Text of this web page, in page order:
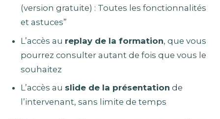
(version gratuite) : Toutes les fonctionnalités
et astuces”
L’accès au replay de la formation, que vous
pourrez consulter autant de fois que vous le
souhaitez
L’accès au slide de la présentation de
l’intervenant, sans limite de temps